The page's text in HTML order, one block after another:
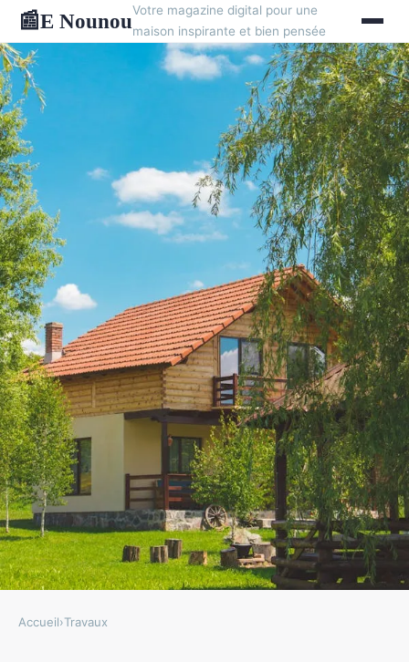
📰E NounouVotre magazine digital pour une
maison inspirante et bien pensée
Accueil›Travaux